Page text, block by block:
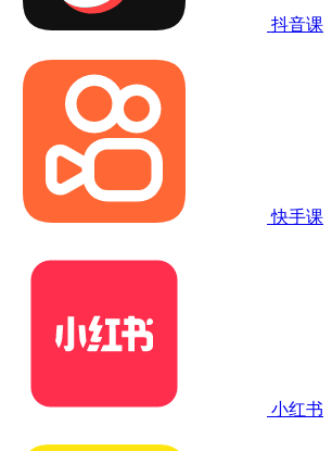
抖音课
快手课
小红书